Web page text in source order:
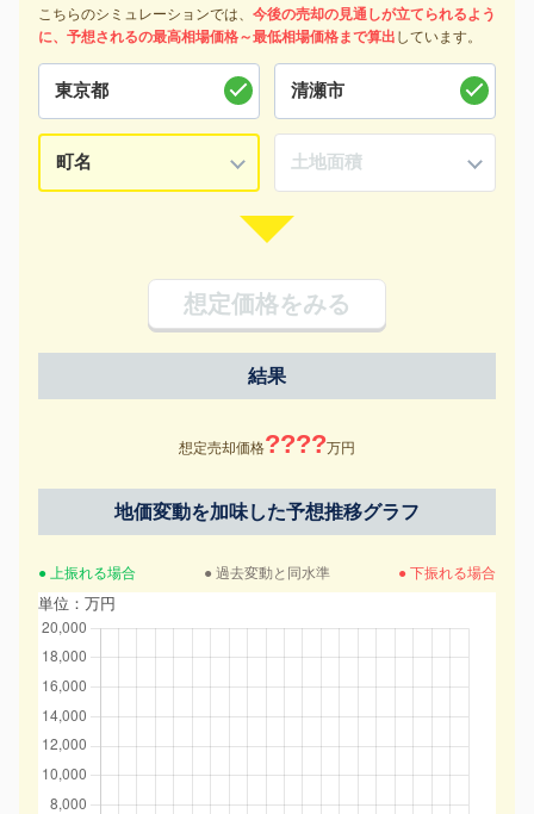
こちらのシミュレーションでは、 今後の売却の見通しが立てられるよう
に、予想されるの最高相場価格～最低相場価格まで算出 しています。
想定価格をみる
結果
想定売却価格????万円
地価変動を加味した予想推移グラフ
● 上振れる場合 ● 過去変動と同水準 ● 下振れる場合
単位：万円